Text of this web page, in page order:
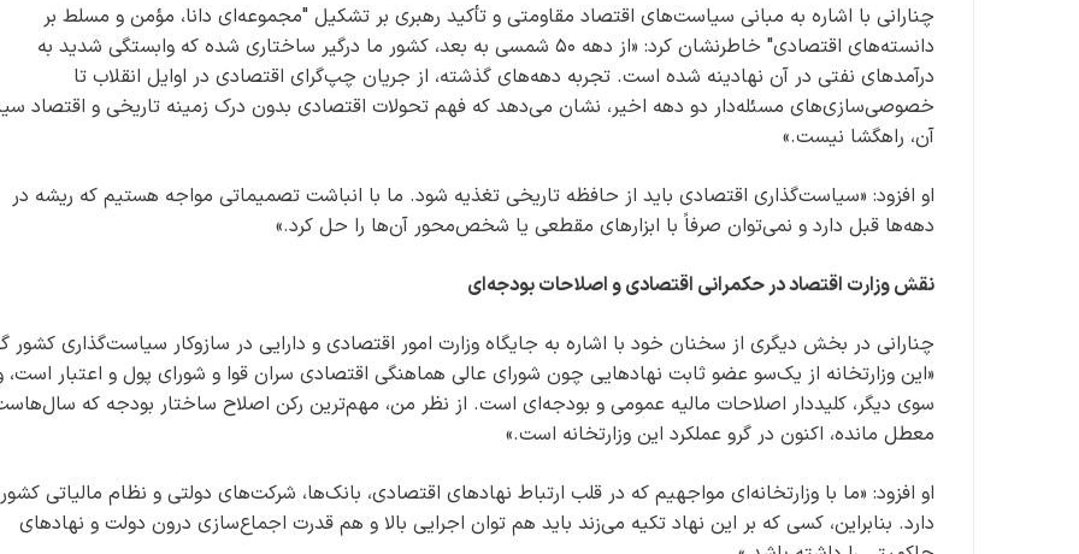
چنارانی با اشاره به مبانی سیاست‌های اقتصاد مقاومتی و تأکید رهبری بر تشکیل "مجموعه‌ای دانا، مؤمن و مسلط بر
دانسته‌های اقتصادی" خاطرنشان کرد: «از دهه ۵۰ شمسی به بعد، کشور ما درگیر ساختاری شده که وابستگی شدید به
درآمدهای نفتی در آن نهادینه شده است. تجربه دهه‌های گذشته، از جریان چپ‌گرای اقتصادی در اوایل انقلاب تا
خصوصی‌سازی‌های مسئله‌دار دو دهه اخیر، نشان می‌دهد که فهم تحولات اقتصادی بدون درک زمینه تاریخی و اقتصاد
آن، راهگشا نیست.»
او افزود: «سیاست‌گذاری اقتصادی باید از حافظه تاریخی تغذیه شود. ما با انباشت تصمیماتی مواجه هستیم که ریشه در
دهه‌ها قبل دارد و نمی‌توان صرفاً با ابزارهای مقطعی یا شخص‌محور آن‌ها را حل کرد.»
نقش وزارت اقتصاد در حکمرانی اقتصادی و اصلاحات بودجه‌ای
چنارانی در بخش دیگری از سخنان خود با اشاره به جایگاه وزارت امور اقتصادی و دارایی در سازوکار سیاست‌گذاری کشور
«این وزارتخانه از یک‌سو عضو ثابت نهادهایی چون شورای عالی هماهنگی اقتصادی سران قوا و شورای پول و اعتبار است،
سوی دیگر، کلیددار اصلاحات مالیه عمومی و بودجه‌ای است. از نظر من، مهم‌ترین رکن اصلاح ساختار بودجه که
معطل مانده، اکنون در گرو عملکرد این وزارتخانه است.»
او افزود: «ما با وزارتخانه‌ای مواجهیم که در قلب ارتباط نهادهای اقتصادی، بانک‌ها، شرکت‌های دولتی و نظام مالیاتی کشور
دارد. بنابراین، کسی که بر این نهاد تکیه می‌زند باید هم توان اجرایی بالا و هم قدرت اجماع‌سازی درون دولت و نهادهای